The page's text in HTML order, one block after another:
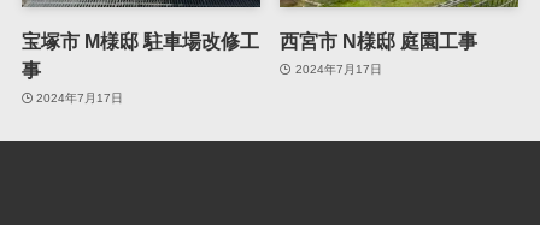
宝塚市 M様邸 駐車場改修工
事
2024年7月17日
西宮市 N様邸 庭園工事
2024年7月17日